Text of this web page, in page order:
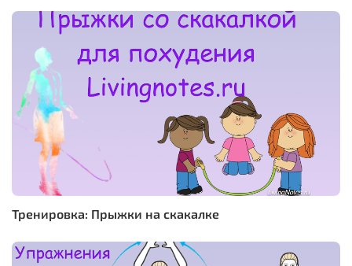
Тренировка: Прыжки на скакалке